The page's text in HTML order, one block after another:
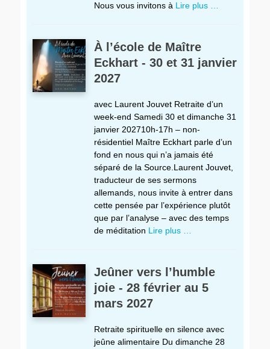
Nous vous invitons à Lire plus …
À l’école de Maître
Eckhart - 30 et 31 janvier
2027
avec Laurent Jouvet Retraite d’un
week-end Samedi 30 et dimanche 31
janvier 202710h-17h – non-
résidentiel Maître Eckhart parle d’un
fond en nous qui n’a jamais été
séparé de la Source.Laurent Jouvet,
traducteur de ses sermons
allemands, nous invite à entrer dans
cette pensée par l’expérience plutôt
que par l’analyse – avec des temps
de méditation Lire plus …
Jeûner vers l’humble
joie - 28 février au 5
mars 2027
Retraite spirituelle en silence avec
jeûne alimentaire Du dimanche 28